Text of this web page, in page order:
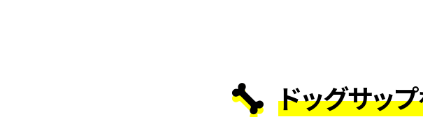
ドッグサップ